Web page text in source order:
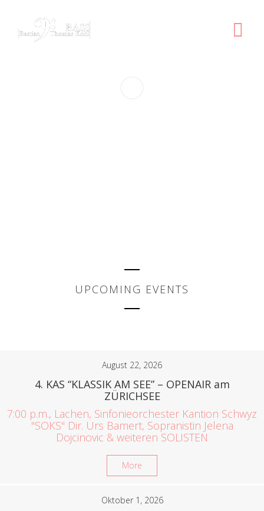
UPCOMING EVENTS
August 22, 2026
4. KAS “KLASSIK AM SEE” – OPENAIR am
ZÜRICHSEE
7:00 p.m., Lachen, Sinfonieorchester Kantion Schwyz
"SOKS" Dir. Urs Bamert, Sopranistin Jelena
Dojcinovic & weiteren SOLISTEN
More
Oktober 1, 2026